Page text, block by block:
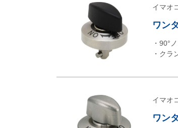
イマオ
ワン
・90°
・クラ
イマオ
ワン